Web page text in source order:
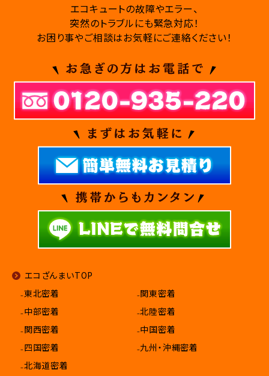
エコキュートの故障やエラー、
突然のトラブルにも緊急対応！
お困り事やご相談はお気軽にご連絡ください！
エコざんまいTOP
₋東北密着
₋関東密着
₋中部密着
₋北陸密着
₋関西密着
₋中国密着
₋四国密着
₋九州・沖縄密着
₋北海道密着